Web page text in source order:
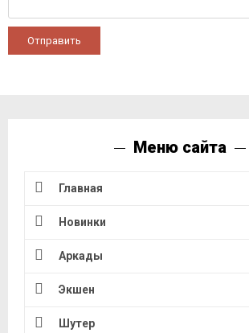
Отправить
Меню сайта
Главная
Новинки
Аркады
Экшен
Шутер